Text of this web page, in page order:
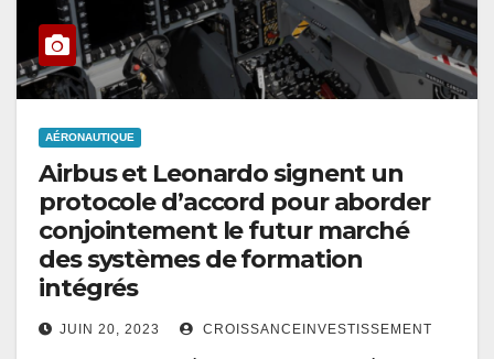
AÉRONAUTIQUE
Airbus et Leonardo signent un
protocole d’accord pour aborder
conjointement le futur marché
des systèmes de formation
intégrés
JUIN 20, 2023 CROISSANCEINVESTISSEMENT